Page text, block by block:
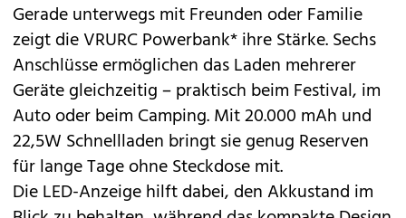
Gerade unterwegs mit Freunden oder Familie
zeigt die VRURC Powerbank* ihre Stärke. Sechs
Anschlüsse ermöglichen das Laden mehrerer
Geräte gleichzeitig – praktisch beim Festival, im
Auto oder beim Camping. Mit 20.000 mAh und
22,5W Schnellladen bringt sie genug Reserven
für lange Tage ohne Steckdose mit.
Die LED-Anzeige hilft dabei, den Akkustand im